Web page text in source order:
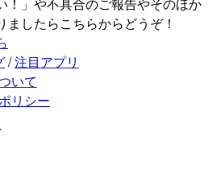
！」や不具合のご報告やそのほか
したらこちらからどうぞ！
/注目アプリ
いて
リシー